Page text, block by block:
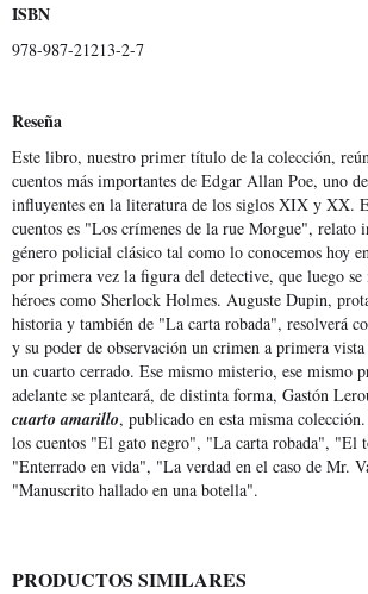
ISBN
978-987-21213-2-7
Reseña
Este libro, nuestro primer título de la colección,
cuentos más importantes de Edgar Allan Poe, uno
influyentes en la literatura de los siglos XIX y XX.
cuentos es "Los crímenes de la rue Morgue", relato
género policial clásico tal como lo conocemos hoy
por primera vez la figura del detective, que luego
héroes como Sherlock Holmes. Auguste Dupin,
historia y también de "La carta robada", resolverá
y su poder de observación un crimen a primera
un cuarto cerrado. Ese mismo misterio, ese mismo
adelante se planteará, de distinta forma, Gastón
cuarto amarillo, publicado en esta misma
los cuentos "El gato negro", "La carta robada", "El
"Enterrado en vida", "La verdad en el caso de Mr.
"Manuscrito hallado en una botella".
PRODUCTOS SIMILARES